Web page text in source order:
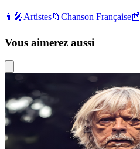
👨‍🎤Artistes📁 Chanson Française📰
Vous aimerez aussi